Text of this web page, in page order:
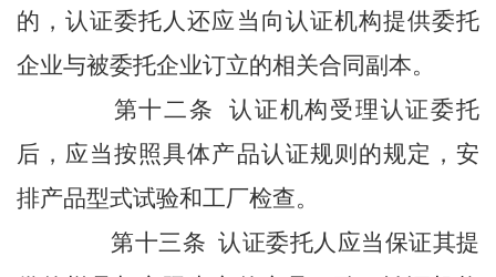
的，认证委托人还应当向认证机构提供委托
企业与被委托企业订立的相关合同副本。
第十二条 认证机构受理认证委托
后，应当按照具体产品认证规则的规定，安
排产品型式试验和工厂检查。
第十三条 认证委托人应当保证其提